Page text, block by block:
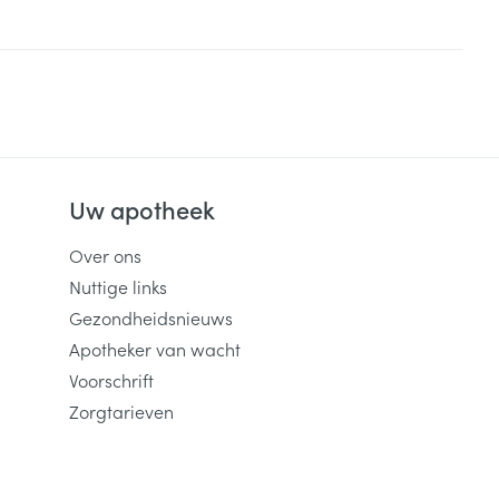
Uw apotheek
Over ons
Nuttige links
Gezondheidsnieuws
Apotheker van wacht
Voorschrift
Zorgtarieven